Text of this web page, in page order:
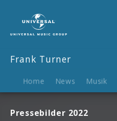
Fotos
Frank Turner
Home News Musik
Pressebilder 2022